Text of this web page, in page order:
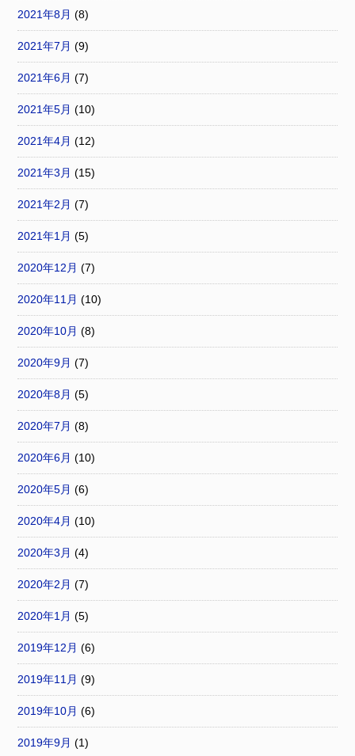
2021年8月 (8)
2021年7月 (9)
2021年6月 (7)
2021年5月 (10)
2021年4月 (12)
2021年3月 (15)
2021年2月 (7)
2021年1月 (5)
2020年12月 (7)
2020年11月 (10)
2020年10月 (8)
2020年9月 (7)
2020年8月 (5)
2020年7月 (8)
2020年6月 (10)
2020年5月 (6)
2020年4月 (10)
2020年3月 (4)
2020年2月 (7)
2020年1月 (5)
2019年12月 (6)
2019年11月 (9)
2019年10月 (6)
2019年9月 (1)